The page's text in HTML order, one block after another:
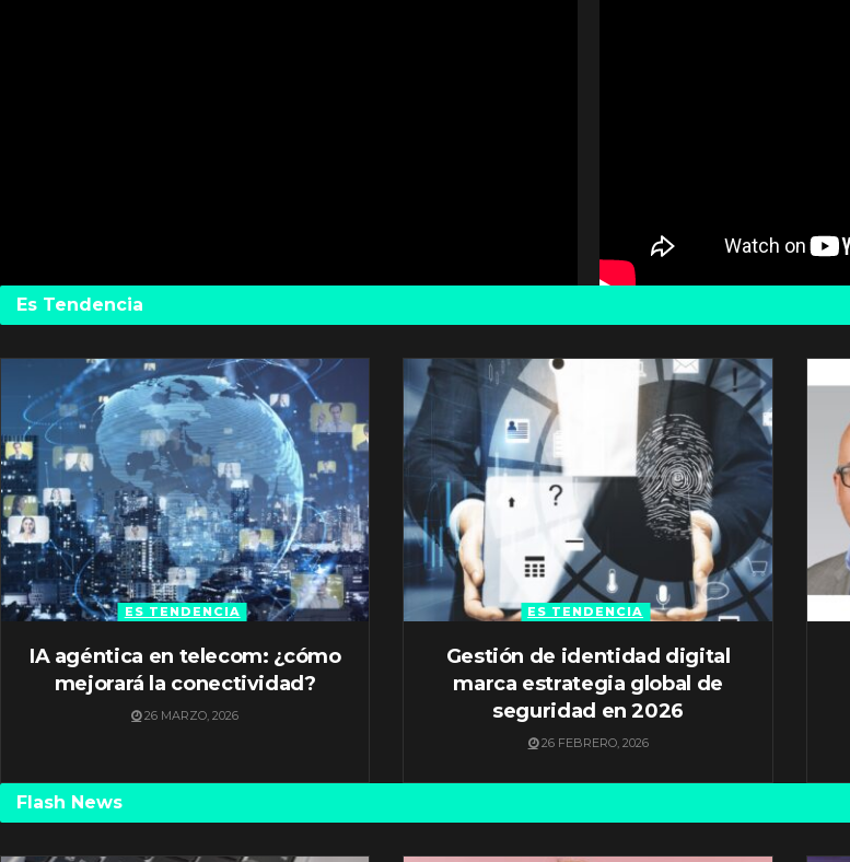
Es Tendencia
ES TENDENCIA
IA agéntica en telecom: ¿cómo
mejorará la conectividad?
26 MARZO, 2026
ES TENDENCIA
Gestión de identidad digital
marca estrategia global de
seguridad en 2026
26 FEBRERO, 2026
Flash News